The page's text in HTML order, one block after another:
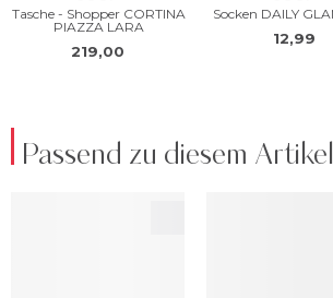
Passend zu diesem Artikel